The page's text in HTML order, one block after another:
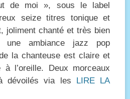
de moi », sous le label
seize titres tonique et
joliment chanté et très bien
une ambiance jazz pop
la chanteuse est claire et
l’oreille. Deux morceaux
dévoilés via les
LIRE LA